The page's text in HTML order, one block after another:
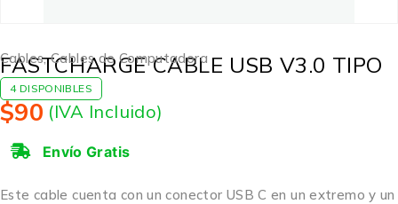
Cables,Cables de Computadora
FASTCHARGE CABLE USB V3.0 TIPO
4 DISPONIBLES
$90 (IVA Incluido)
Envío Gratis
Este cable cuenta con un conector USB C en un extremo y un